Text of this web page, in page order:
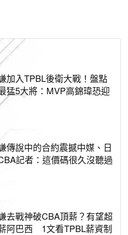
加入TPBL後衛大戰！盤點
猛5大將：MVP高錦瑋恐迎
傳說中的合約震撼中媒、日
記者：這價碼很久沒聽過
去戰神破CBA頂薪？有望超
阿巴西 1文看TPBL薪資制